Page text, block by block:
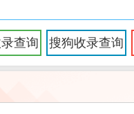
查询 搜狗收录查询